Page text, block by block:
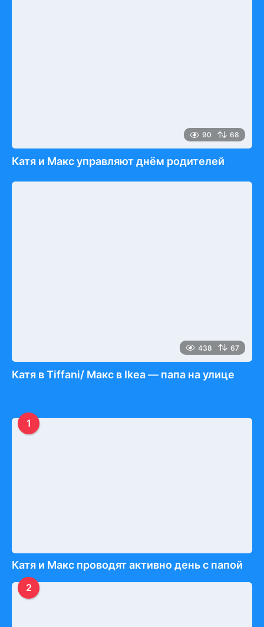
90 68
Катя и Макс управляют днём родителей
438 67
Катя в Tiffani/ Макс в Ikea — папа на улице
1
Катя и Макс проводят активно день с папой
2